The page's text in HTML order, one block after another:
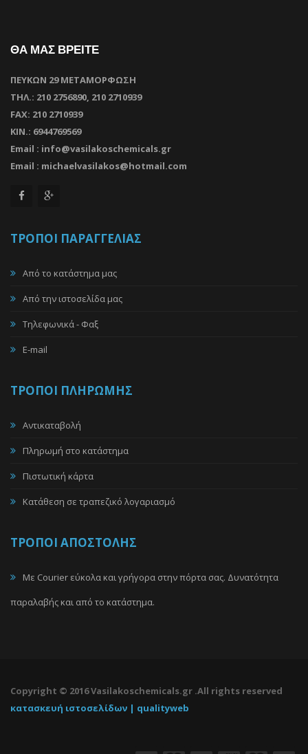
ΘΑ ΜΑΣ ΒΡΕΙΤΕ
ΠΕΥΚΩΝ 29 ΜΕΤΑΜΟΡΦΩΣΗ
ΤΗΛ.: 210 2756890, 210 2710939
FAX: 210 2710939
ΚΙΝ.: 6944769569
Email : info@vasilakoschemicals.gr
Email : michaelvasilakos@hotmail.com
ΤΡΟΠΟΙ ΠΑΡΑΓΓΕΛΙΑΣ
Από το κατάστημα μας
Από την ιστοσελίδα μας
Tηλεφωνικά - Φαξ
E-mail
ΤΡΟΠΟΙ ΠΛΗΡΩΜΗΣ
Αντικαταβολή
Πληρωμή στο κατάστημα
Πιστωτική κάρτα
Κατάθεση σε τραπεζικό λογαριασμό
ΤΡΟΠΟΙ ΑΠΟΣΤΟΛΗΣ
Με Courier εύκολα και γρήγορα στην πόρτα σας. Δυνατότητα
παραλαβής και από το κατάστημα.
Copyright © 2016 Vasilakoschemicals.gr .All rights reserved
κατασκευή ιστοσελίδων | qualityweb